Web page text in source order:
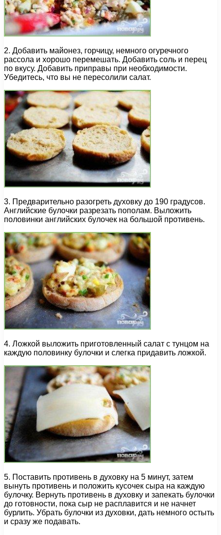
2. Добавить майонез, горчицу, немного огуречного
рассола и хорошо перемешать. Добавить соль и перец
по вкусу. Добавить приправы при необходимости.
Убедитесь, что вы не пересолили салат.
3. Предварительно разогреть духовку до 190 градусов.
Английские булочки разрезать пополам. Выложить
половинки английских булочек на большой противень.
4. Ложкой выложить приготовленный салат с тунцом на
каждую половинку булочки и слегка придавить ложкой.
5. Поставить противень в духовку на 5 минут, затем
вынуть противень и положить кусочек сыра на каждую
булочку. Вернуть противень в духовку и запекать булочки
до готовности, пока сыр не расплавится и не начнет
бурлить. Убрать булочки из духовки, дать немного остыть
и сразу же подавать.